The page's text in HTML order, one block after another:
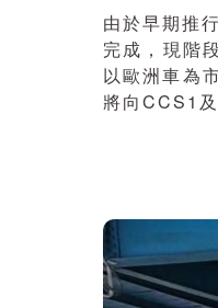
由於早期推
完成，現階
以歐洲車為
將向CCS1